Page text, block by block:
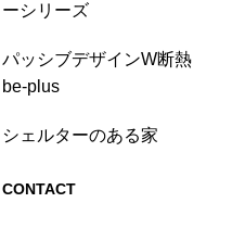
ーシリーズ
パッシブデザインW断熱
be-plus
シェルターのある家
CONTACT